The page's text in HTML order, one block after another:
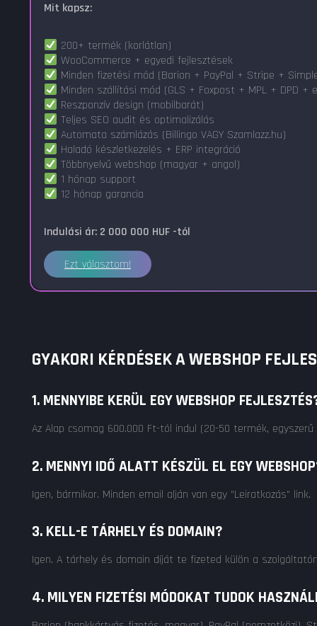
Mit kapsz:
200+ termék (korlátlan)
WooCommerce + egyedi fejlesztések
Minden fizetési mód (Barion + PayPal + Stripe +
Minden szállítási mód (GLS + Foxpost + MPL + DPD +
Reszponzív design (mobilbarát)
Teljes SEO audit és optimalizálás
Automata számlázás (Billingo VAGY Szamlazz.hu)
Haladó készletkezelés + ERP integráció
Többnyelvű webshop (magyar + angol)
1 hónap support
12 hónap garancia
Indulási ár: 2 000 000 HUF -tól
Ezt választom!
GYAKORI KÉRDÉSEK A WEBSHOP
1. MENNYIBE KERÜL EGY WEBSHOP
Az Alap csomag 600.000 Ft-tól indul (20-50 termék,
2. MENNYI IDŐ ALATT KÉSZÜL EL EGY
Igen, bármikor. Minden email alján van egy "Leiratkozás" link.
3. KELL-E TÁRHELY ÉS DOMAIN?
Igen. A tárhely és domain díját te fizeted külön a
4. MILYEN FIZETÉSI MÓDOKAT TUDOK